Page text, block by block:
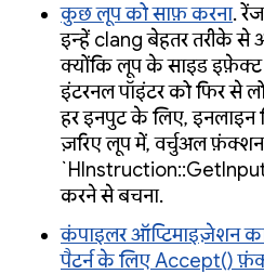
कुछ लूप को साफ़ करना.
इन्हें clang बेहतर तरीके से
क्योंकि लूप के साइड
इंटरनल पॉइंटर को फिर से
हर इनपुट के लिए,
ज़रिए लूप में, वर्चुअल फ़ंक्शन
करने से बचना.
कंपाइलर ऑप्टिमाइज़ेशन
पैटर्न के लिए Accept()